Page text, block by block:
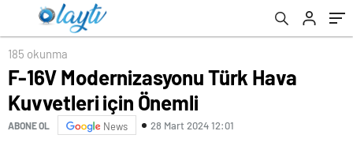
185 okunma
F-16V Modernizasyonu Türk Hava
Kuvvetleri için Önemli
ABONE OL News 28 Mart 2024 12:01